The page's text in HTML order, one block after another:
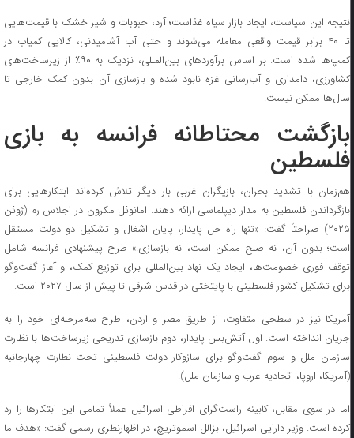
نتیجه این سیاست، ایجاد بازار سیاه غذاست؛ آرد، حبوبات و شیر خشک با قیمت‌هایی
تا ۴۰ برابر قیمت واقعی معامله می‌شوند و حتی آب آشامیدنی، کالایی کمیاب در
کمپ‌ها شده است. بر اساس برآورد‌های بین‌المللی، نزدیک به ۹۰٪ از زیرساخت‌های
کشاورزی، دامداری و آب‌رسانی غزه نابود شده و بازسازی آن بدون کمک خارجی تا
سال‌ها ممکن نیست.
بازگشت محتاطانه فرانسه به بازی
فلسطین
هم‌زمان با تشدید بحران، بازیگران غربی بار دیگر تلاش کرده‌اند ابتکار‌هایی برای
بازگرداندن فلسطین به مدار دیپلماسی ارائه دهند. امانوئل مکرون در اجلاس رم (ژوئن
۲۰۲۵) صراحتاً گفت: «تنها راه حل پایدار، پایان اشغال و تشکیل دو دولت مستقل
است؛ بدون آن، نه صلح ممکن است، نه بازسازی.» طرح پیشنهادی فرانسه شامل
توقف فوری خصومت‌ها، ایجاد یک نهاد بین‌المللی برای توزیع کمک، و آغاز گفت‌و‌گو
برای تشکیل کشور فلسطینی با پایتختی در قدس شرقی تا پیش از سال ۲۰۲۷ است.
آمریکا نیز در سطحی متفاوت، از طریق مصر و اردن، طرح سه‌مرحله‌ای خود را به
جریان انداخته است. اول آتش‌بس پایدار، دوم بازسازی تدریجی زیرساخت‌ها با نظارت
سازمان ملل و سوم گفت‌و‌گو برای سازوکار دولت فلسطینی تحت نظارت چهارجانبه
(آمریکا، اروپا، اتحادیه عرب و سازمان ملل).
اما در سوی مقابل، کابینه راست‌گرای افراطی اسرائیل عملاً تمامی این ابتکار‌ها را رد
کرده است. وزیر دارایی اسرائیل، بزالل اسموتریچ، در اظهارنظری رسمی گفت: «هدف ما